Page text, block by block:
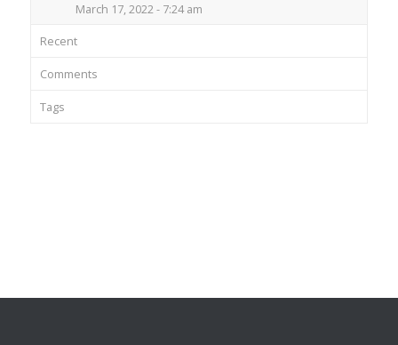
March 17, 2022 - 7:24 am
Recent
Comments
Tags